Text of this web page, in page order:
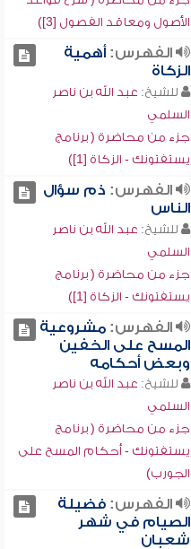
الأصول ومعاقد الفصول [3])
الفهرس:أهمية
الزكاة
للشيخ: عبد الله بن ناصر
السلمي
جزء من محاضرة ( برنامج
يستفتونك - الزكاة [1])
الفهرس: ذم سؤال
الناس
للشيخ: عبد الله بن ناصر
السلمي
جزء من محاضرة ( برنامج
يستفتونك - الزكاة [1])
الفهرس:مشروعية
المسح على الخفين
وبعض أحكامه
للشيخ: عبد الله بن ناصر
السلمي
جزء من محاضرة ( برنامج
يستفتونك - أحكام المسح على
الجورب)
الفهرس:فضيلة
الصيام في شهر
شعبان